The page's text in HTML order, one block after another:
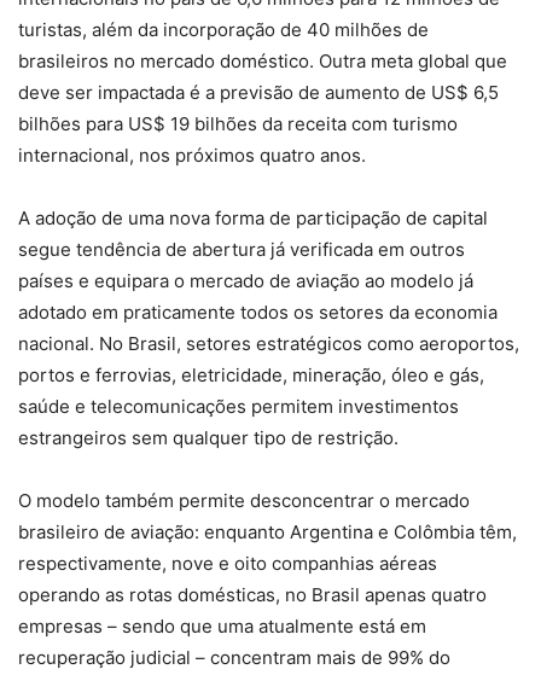
turistas, além da incorporação de 40 milhões de
brasileiros no mercado doméstico. Outra meta global que
deve ser impactada é a previsão de aumento de US$ 6,5
bilhões para US$ 19 bilhões da receita com turismo
internacional, nos próximos quatro anos.
A adoção de uma nova forma de participação de capital
segue tendência de abertura já verificada em outros
países e equipara o mercado de aviação ao modelo já
adotado em praticamente todos os setores da economia
nacional. No Brasil, setores estratégicos como aeroportos,
portos e ferrovias, eletricidade, mineração, óleo e gás,
saúde e telecomunicações permitem investimentos
estrangeiros sem qualquer tipo de restrição.
O modelo também permite desconcentrar o mercado
brasileiro de aviação: enquanto Argentina e Colômbia têm,
respectivamente, nove e oito companhias aéreas
operando as rotas domésticas, no Brasil apenas quatro
empresas – sendo que uma atualmente está em
recuperação judicial – concentram mais de 99% do